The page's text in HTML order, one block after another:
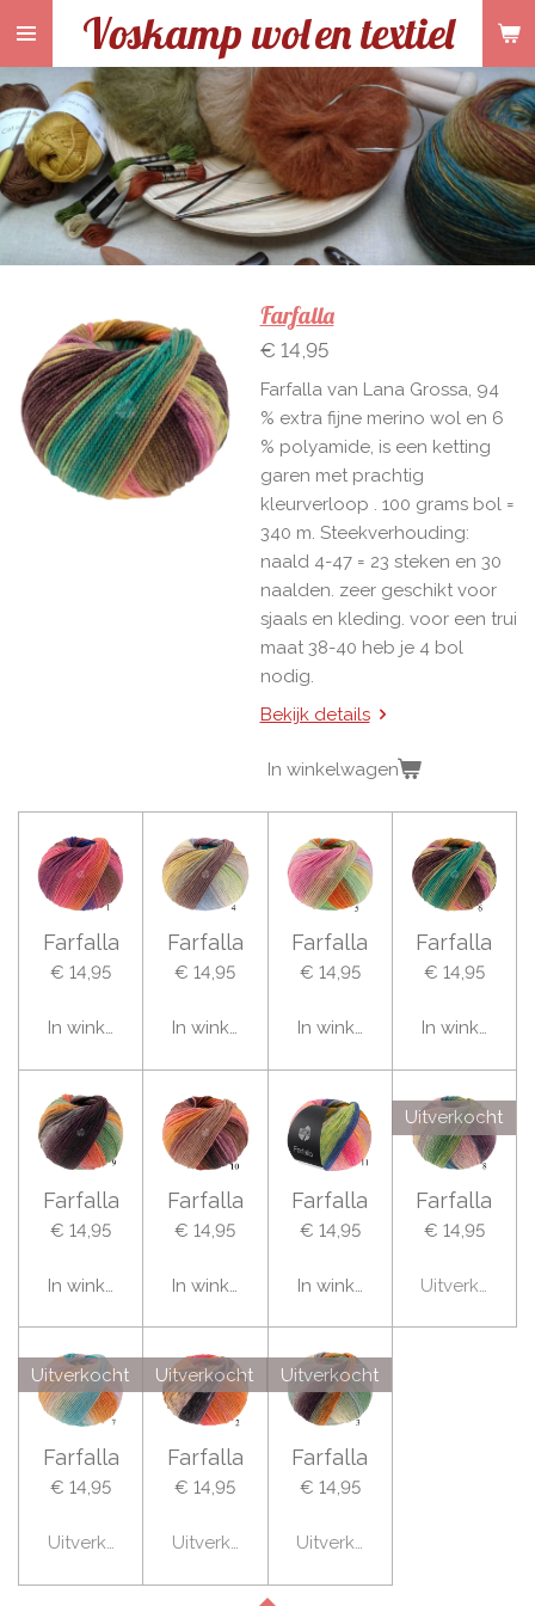
Ga
naar
de
hoofdinhoud
Voskamp wolen textiel
Farfalla
€ 14,95
Farfalla van Lana Grossa, 94
% extra fijne merino wol en 6
% polyamide, is een ketting
garen met prachtig
kleurverloop . 100 grams bol =
340 m. Steekverhouding:
naald 4-47 = 23 steken en 30
naalden. zeer geschikt voor
sjaals en kleding. voor een trui
maat 38-40 heb je 4 bol
nodig.
Bekijk details
In winkelwagen
Farfalla
€ 14,95
In winkelwagen
Farfalla
€ 14,95
In winkelwagen
Farfalla
€ 14,95
In winkelwagen
Farfalla
€ 14,95
In
Farfalla
€ 14,95
In winkelwagen
Farfalla
€ 14,95
In winkelwagen
Farfalla
€ 14,95
In winkelwagen
Uitverkocht
Farfalla
€ 14,95
Uitverkocht
Uitverkocht
Farfalla
€ 14,95
Uitverkocht
Uitverkocht
Farfalla
€ 14,95
Uitverkocht
Uitverkocht
Farfalla
€ 14,95
Uitverkocht